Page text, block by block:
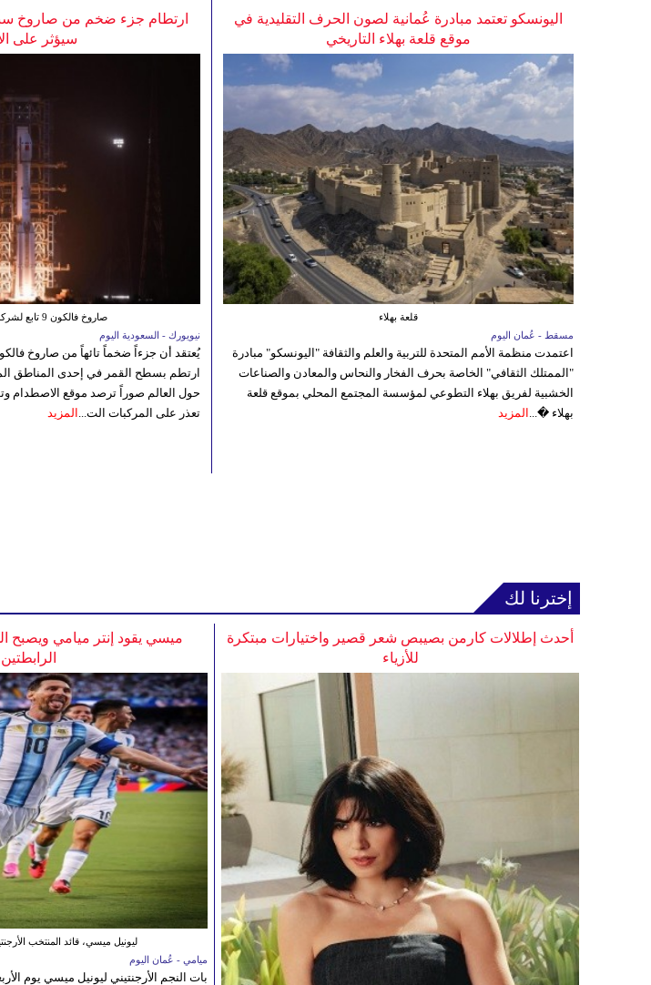
ارتطام جزء ضخم من صاروخ
سيؤثر على
صاروخ فالكون 9 تابع لشركة سبيس إكس
نيويورك - السعودية اليوم
ارتطم بسطح القمر في إحدى المناطق
حول العالم صوراً ترصد موقع الاصطدام
تعذر على المركبات الت... المزيد
اليونسكو تعتمد مبادرة عُمانية لصون الحرف التقليدية في
موقع قلعة بهلاء التاريخي
قلعة بهلاء
مسقط - عُمان اليوم
اعتمدت منظمة الأمم المتحدة للتربية والعلم والثقافة "اليونسكو" مبادرة
"الممتلك الثقافي" الخاصة بحرف الفخار والنحاس والمعادن والصناعات
الخشبية لفريق بهلاء التطوعي لمؤسسة المجتمع المحلي بموقع قلعة
بهلاء �... المزيد
إخترنا لك
ميسي يقود إنتر ميامي ويصبح
الرابطتين
ليونيل ميسي، قائد المنتخب
ميامي - عُمان اليوم
بات النجم الأرجنتيني ليونيل ميسي يوم
أحدث إطلالات كارمن بصيبص شعر قصير واختيارات مبتكرة
للأزياء